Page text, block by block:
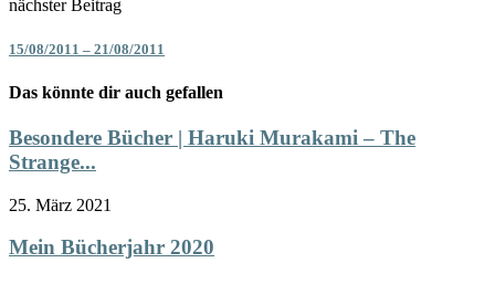
nächster Beitrag
15/08/2011 – 21/08/2011
Das könnte dir auch gefallen
Besondere Bücher | Haruki Murakami – The
Strange...
25. März 2021
Mein Bücherjahr 2020